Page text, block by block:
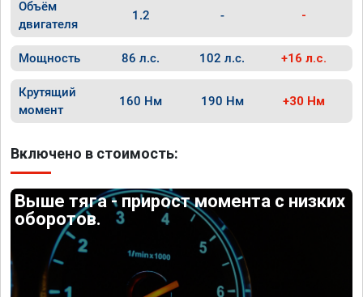
Объём
двигателя
1.2 - -
Мощность 86 л.с. 102 л.с. +16 л.с.
Крутящий
момент
160 Нм 190 Нм +30 Нм
Включено в стоимость:
Выше тяга - прирост момента с низких
оборотов.